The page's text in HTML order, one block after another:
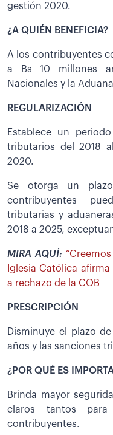
gestión 2020.
¿A QUIÉN BENEFICIA?
A los contribuyentes
a Bs 10 millones
Nacionales y la
REGULARIZACIÓN
Establece un
tributarios del 2018
2020.
Se otorga un
contribuyentes
tributarias y
2018 a 2025,
MIRA AQUÍ:
Iglesia Católica
a rechazo de la COB
PRESCRIPCIÓN
Disminuye el plazo
años y las sanciones
¿POR QUÉ ES
Brinda mayor
claros tantos
contribuyentes.